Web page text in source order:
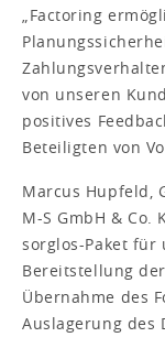
„Factoring
von unseren
positives
Beteiligten von
Marcus Hupfeld,
M-S GmbH & Co.
sorglos-Paket für
Bereitstellung
Übernahme des
Auslagerung des